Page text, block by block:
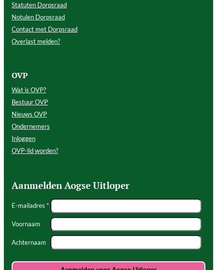
Statuten Dorpsraad
Notulen Dorpsraad
Contact met Dorpsraad
Overlast melden?
OVP
Wat is OVP?
Bestuur OVP
Nieuws OVP
Ondernemers
Inloggen
OVP-lid worden?
Aanmelden Aogse Uitloper
E-mailadres *
Voornaam
Achternaam